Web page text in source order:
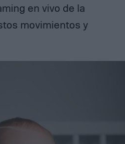
en vivo de la
movimientos y